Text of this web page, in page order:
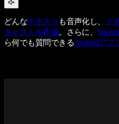
どんなテキスト も音声化し、
ド
キャストを作成。さらに、
ら何でも質問できるAndroidアプ